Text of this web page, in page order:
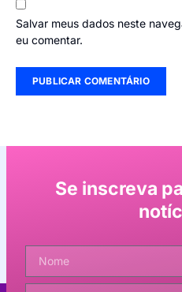
Salvar meus dados neste
eu comentar.
Se inscreva